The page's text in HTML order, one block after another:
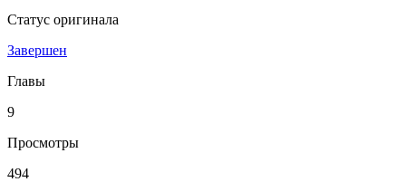
Статус оригинала
Завершен
Главы
9
Просмотры
494